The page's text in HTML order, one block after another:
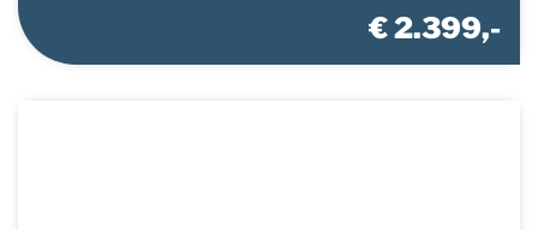
€ 2.399,-